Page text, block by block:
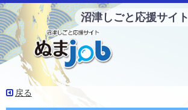
沼津しごと応援サイト
戻る